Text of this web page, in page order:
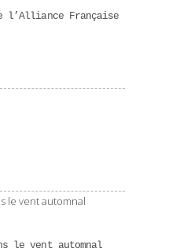
Française
le vent automnal